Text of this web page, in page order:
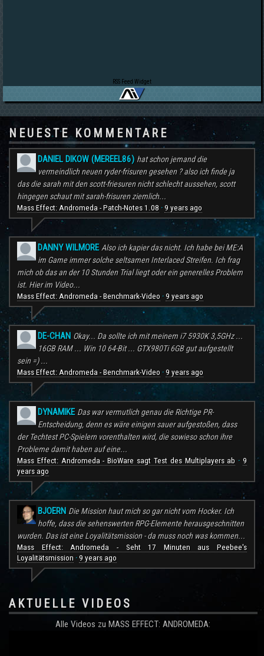
RSS Feed Widget
NEUESTE KOMMENTARE
DANIEL DIKOW (MEREEL86) hat schon jemand die
vermeindlich neuen ryder-frisuren gesehen ? also ich finde ja
das die sarah mit den scott-friesuren nicht schlecht aussehen, scott
hingegen schaut mit sarah-frisuren ziemlich...
Mass Effect: Andromeda - Patch-Notes 1.08 · 9 years ago
DANNY WILMORE Also ich kapier das nicht. Ich habe bei ME:A
im Game immer solche seltsamen Interlaced Streifen. Ich frag
mich ob das an der 10 Stunden Trial liegt oder ein generelles Problem
ist. Hier im Video...
Mass Effect: Andromeda - Benchmark-Video · 9 years ago
DE-CHAN Okay... Da sollte ich mit meinem i7 5930K 3,5GHz ...
16GB RAM ... Win 10 64-Bit ... GTX980Ti 6GB gut aufgestellt
sein =) ...
Mass Effect: Andromeda - Benchmark-Video · 9 years ago
DYNAMIKE Das war vermutlich genau die Richtige PR-
Entscheidung, denn es wäre einigen sauer aufgestoßen, dass
der Techtest PC-Spielern vorenthalten wird, die sowieso schon ihre
Probleme damit haben auf eine...
Mass Effect: Andromeda - BioWare sagt Test des Multiplayers ab ·9
years ago
BJOERN Die Mission haut mich so gar nicht vom Hocker. Ich
hoffe, dass die sehenswerten RPG-Elemente herausgeschnitten
wurden. Das ist eine Loyalitätsmission - da muss noch was kommen...
Mass Effect: Andromeda - Seht 17 Minuten aus Peebee's
Loyalitätsmission · 9 years ago
AKTUELLE VIDEOS
Alle Videos zu MASS EFFECT: ANDROMEDA: